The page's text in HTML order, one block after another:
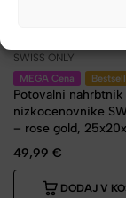
SWISS ONLY
MEGA Cena
Potovalni nahrbtnik
nizkocenovnike
– rose gold,
49,99 €
DODAJ V